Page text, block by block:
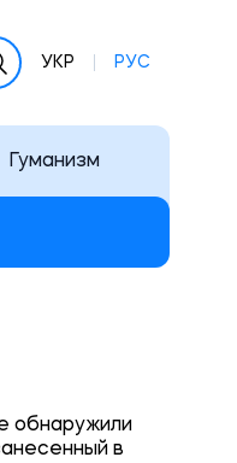
УКР РУС
Гуманизм
обнаружили
в